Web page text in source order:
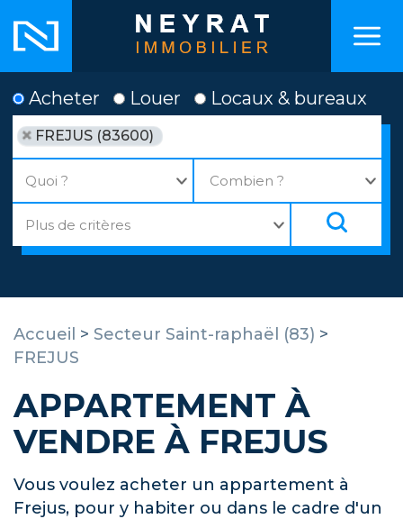
Acheter Louer Locaux & bureaux
FREJUS (83600)
Accueil > Secteur Saint-raphaël (83) >
FREJUS
APPARTEMENT À
VENDRE À FREJUS
Vous voulez acheter un appartement à
Frejus, pour y habiter ou dans le cadre d'un